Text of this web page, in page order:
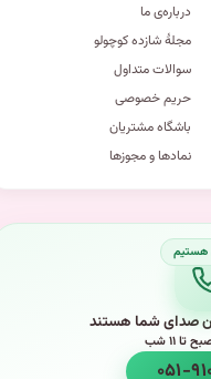
صدای شما هستند
درباره‌ی ما
مجلهٔ شازده کوچولو
سوالات متداول
حریم خصوصی
باشگاه مشتریان
نمادها و مجوزها